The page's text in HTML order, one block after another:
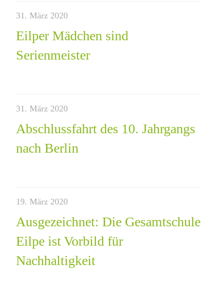
31. März 2020
Eilper Mädchen sind
Serienmeister
31. März 2020
Abschlussfahrt des 10. Jahrgangs
nach Berlin
19. März 2020
Ausgezeichnet: Die Gesamtschule
Eilpe ist Vorbild für
Nachhaltigkeit